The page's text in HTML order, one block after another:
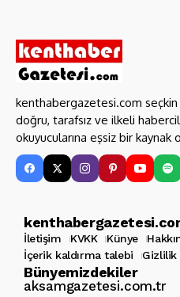
kenthabergazetesi.com
doğru, tarafsız ve ilkeli
okuyucularına eşsiz bir kaynak
İletişim KVKK Künye
İçerik kaldırma talebi
Gizlilik
Bünyemizdekiler
aksamgazetesi.com.tr